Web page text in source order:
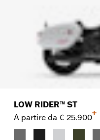
LOW RIDER™ ST
A partire da € 25.900
+